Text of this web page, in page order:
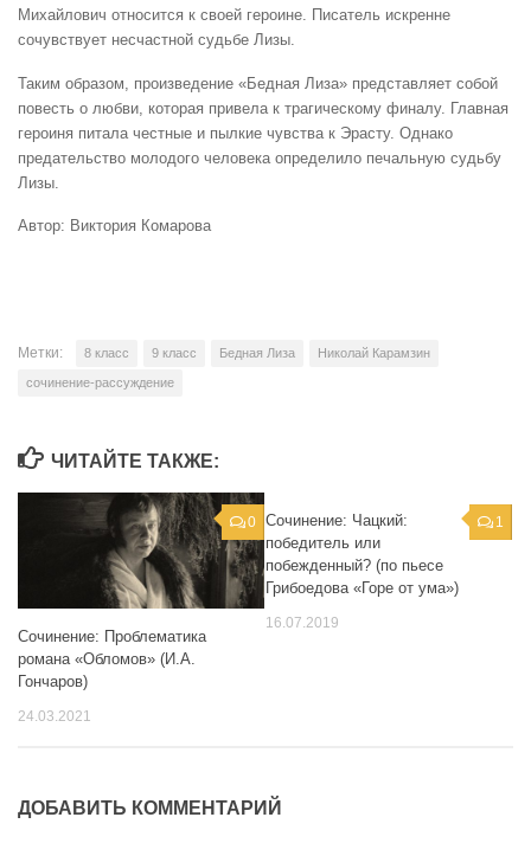
Михайлович относится к своей героине. Писатель искренне
сочувствует несчастной судьбе Лизы.
Таким образом, произведение «Бедная Лиза» представляет собой
повесть о любви, которая привела к трагическому финалу. Главная
героиня питала честные и пылкие чувства к Эрасту. Однако
предательство молодого человека определило печальную судьбу
Лизы.
Автор: Виктория Комарова
Метки: 8 класс 9 класс Бедная Лиза Николай Карамзин
сочинение-рассуждение
ЧИТАЙТЕ ТАКЖЕ:
0
Сочинение: Проблематика
романа «Обломов» (И.А.
Гончаров)
24.03.2021
1
Сочинение: Чацкий:
победитель или
побежденный? (по пьесе
Грибоедова «Горе от ума»)
16.07.2019
ДОБАВИТЬ КОММЕНТАРИЙ